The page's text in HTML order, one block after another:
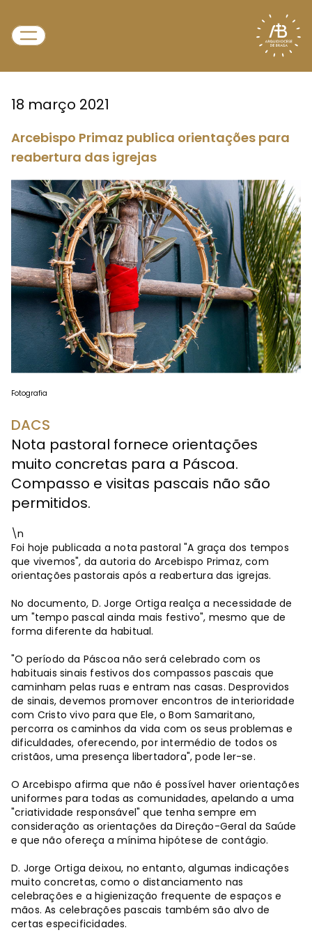
18 março 2021
Arcebispo Primaz publica orientações para
reabertura das igrejas
Fotografia
DACS
Nota pastoral fornece orientações
muito concretas para a Páscoa.
Compasso e visitas pascais não são
permitidos.
\n
Foi hoje publicada a nota pastoral "A graça dos tempos
que vivemos", da autoria do Arcebispo Primaz, com
orientações pastorais após a reabertura das igrejas.
No documento, D. Jorge Ortiga realça a necessidade de
um "tempo pascal ainda mais festivo", mesmo que de
forma diferente da habitual.
"O período da Páscoa não será celebrado com os
habituais sinais festivos dos compassos pascais que
caminham pelas ruas e entram nas casas. Desprovidos
de sinais, devemos promover encontros de interioridade
com Cristo vivo para que Ele, o Bom Samaritano,
percorra os caminhos da vida com os seus problemas e
dificuldades, oferecendo, por intermédio de todos os
cristãos, uma presença libertadora", pode ler-se.
O Arcebispo afirma que não é possível haver orientações
uniformes para todas as comunidades, apelando a uma
"criatividade responsável" que tenha sempre em
consideração as orientações da Direção-Geral da Saúde
e que não ofereça a mínima hipótese de contágio.
D. Jorge Ortiga deixou, no entanto, algumas indicações
muito concretas, como o distanciamento nas
celebrações e a higienização frequente de espaços e
mãos. As celebrações pascais também são alvo de
certas especificidades.